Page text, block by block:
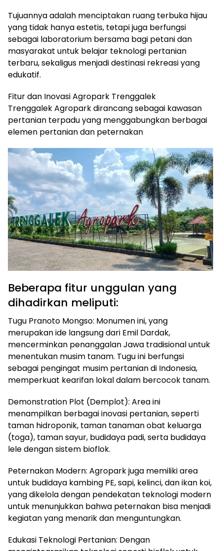
Tujuannya adalah menciptakan ruang terbuka hijau
yang tidak hanya estetis, tetapi juga berfungsi
sebagai laboratorium bersama bagi petani dan
masyarakat untuk belajar teknologi pertanian
terbaru, sekaligus menjadi destinasi rekreasi yang
edukatif.
Fitur dan Inovasi Agropark Trenggalek
Trenggalek Agropark dirancang sebagai kawasan
pertanian terpadu yang menggabungkan berbagai
elemen pertanian dan peternakan
Beberapa fitur unggulan yang
dihadirkan meliputi:
Tugu Pranoto Mongso: Monumen ini, yang
merupakan ide langsung dari Emil Dardak,
mencerminkan penanggalan Jawa tradisional untuk
menentukan musim tanam. Tugu ini berfungsi
sebagai pengingat musim pertanian di Indonesia,
memperkuat kearifan lokal dalam bercocok tanam.
Demonstration Plot (Demplot): Area ini
menampilkan berbagai inovasi pertanian, seperti
taman hidroponik, taman tanaman obat keluarga
(toga), taman sayur, budidaya padi, serta budidaya
lele dengan sistem bioflok.
Peternakan Modern: Agropark juga memiliki area
untuk budidaya kambing PE, sapi, kelinci, dan ikan koi,
yang dikelola dengan pendekatan teknologi modern
untuk menunjukkan bahwa peternakan bisa menjadi
kegiatan yang menarik dan menguntungkan.
Edukasi Teknologi Pertanian: Dengan